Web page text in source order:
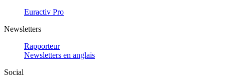
Euractiv Pro
Newsletters
Rapporteur
Newsletters en anglais
Social